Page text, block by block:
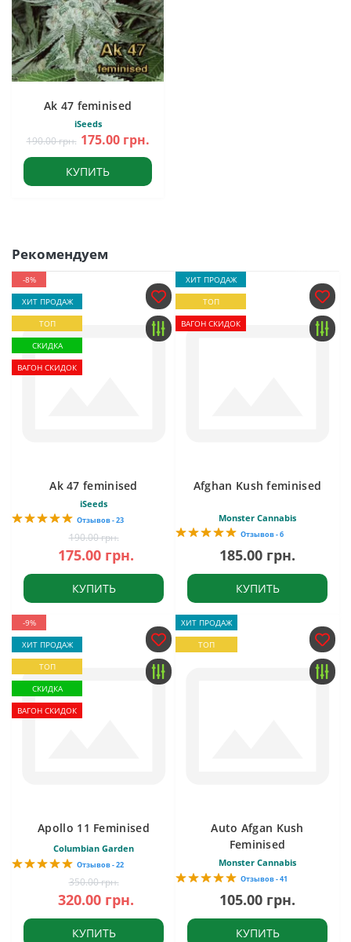
Ak 47 feminised
iSeeds
190.00 грн. 175.00 грн.
КУПИТЬ
Рекомендуем
-8%
ХИТ ПРОДАЖ
ТОП
СКИДКА
ВАГОН СКИДОК
Ak 47 feminised
iSeeds
Отзывов - 23
190.00 грн.
175.00 грн.
КУПИТЬ
ХИТ ПРОДАЖ
ТОП
ВАГОН СКИДОК
Afghan Kush feminised
Monster Cannabis
Отзывов - 6
185.00 грн.
КУПИТЬ
-9%
ХИТ ПРОДАЖ
ТОП
СКИДКА
ВАГОН СКИДОК
Apollo 11 Feminised
Columbian Garden
Отзывов - 22
350.00 грн.
320.00 грн.
КУПИТЬ
ХИТ ПРОДАЖ
ТОП
Auto Afgan Kush
Feminised
Monster Cannabis
Отзывов - 41
105.00 грн.
КУПИТЬ